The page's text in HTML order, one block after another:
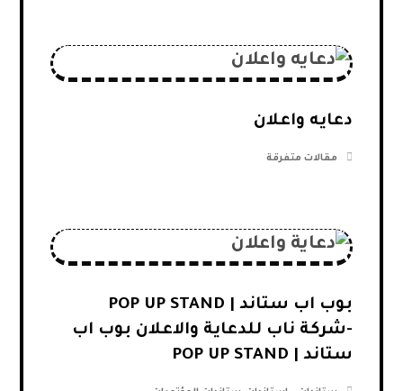
دعايه واعلان
مقالات متفرقة
بوب اب ستاند | POP UP STAND
-شركة ناب للدعاية والاعلان بوب اب
ستاند | POP UP STAND